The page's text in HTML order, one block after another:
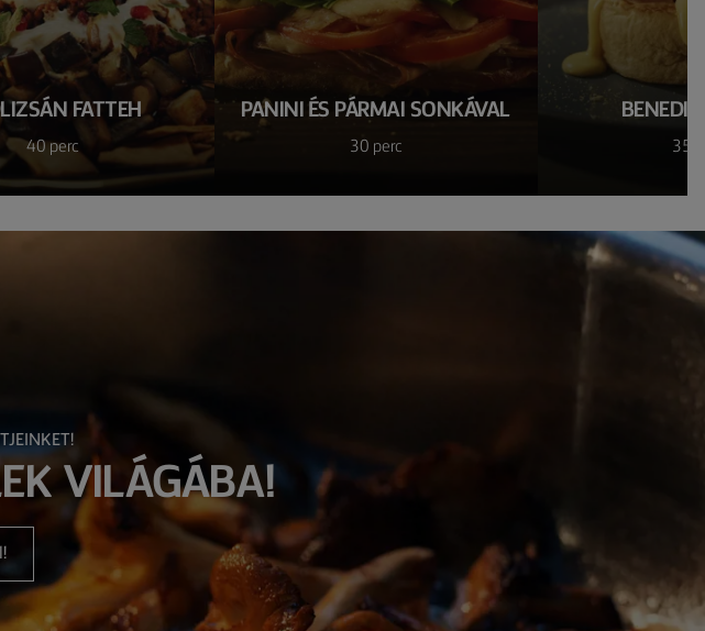
FATTEH
40 perc
PANINI ÉS PÁRMAI SONKÁVAL
30 perc 35
VILÁGÁBA!